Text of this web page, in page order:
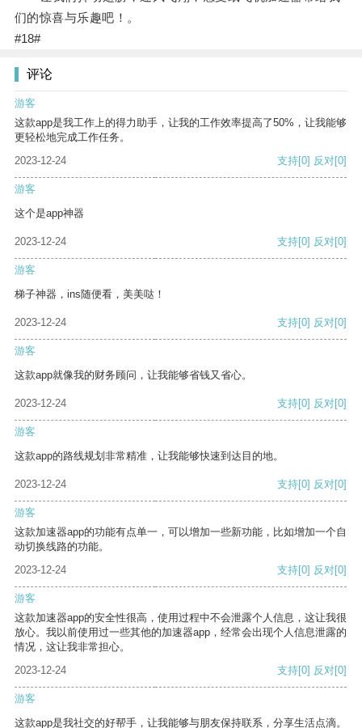
们的惊喜与乐趣吧！。
#18#
评论
游客
这款app是我工作上的得力助手，让我的工作效率提高了50%，让我能够
更轻松地完成工作任务。
2023-12-24
支持[0] 反对[0]
游客
这个是app神器
2023-12-24 支持[0] 反对[0]
游客
梯子神器，ins随便看，美美哒！
2023-12-24 支持[0] 反对[0]
游客
这款app就像我的财务顾问，让我能够省钱又省心。
2023-12-24 支持[0] 反对[0]
游客
这款app的路线规划非常精准，让我能够快速到达目的地。
2023-12-24 支持[0] 反对[0]
游客
这款加速器app的功能有点单一，可以增加一些新功能，比如增加一个自
动切换线路的功能。
2023-12-24
支持[0] 反对[0]
游客
这款加速器app的安全性很高，使用过程中不会泄露个人信息，这让我很
放心。我以前使用过一些其他的加速器app，经常会出现个人信息泄露的
情况，这让我非常担心。
2023-12-24
支持[0] 反对[0]
游客
这款app是我社交的好帮手，让我能够与朋友保持联系，分享生活点滴。